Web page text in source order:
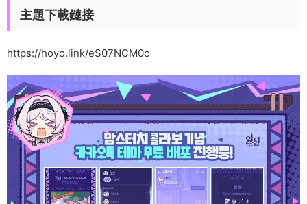
主題下載鏈接
https://hoyo.link/eS07NCM0o